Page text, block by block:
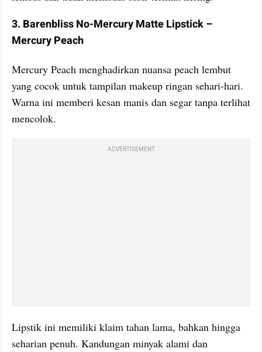
3. Barenbliss No-Mercury Matte Lipstick –
Mercury Peach
Mercury Peach menghadirkan nuansa peach lembut
yang cocok untuk tampilan makeup ringan sehari-hari.
Warna ini memberi kesan manis dan segar tanpa terlihat
mencolok.
ADVERTISEMENT
Lipstik ini memiliki klaim tahan lama, bahkan hingga
seharian penuh. Kandungan minyak alami dan